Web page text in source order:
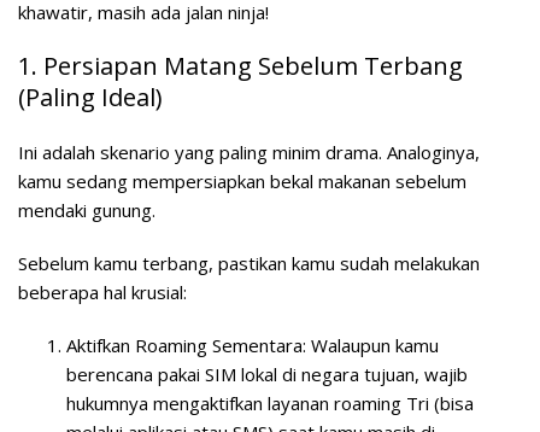
khawatir, masih ada jalan ninja!
1. Persiapan Matang Sebelum Terbang
(Paling Ideal)
Ini adalah skenario yang paling minim drama. Analoginya,
kamu sedang mempersiapkan bekal makanan sebelum
mendaki gunung.
Sebelum kamu terbang, pastikan kamu sudah melakukan
beberapa hal krusial:
Aktifkan Roaming Sementara: Walaupun kamu
berencana pakai SIM lokal di negara tujuan, wajib
hukumnya mengaktifkan layanan roaming Tri (bisa